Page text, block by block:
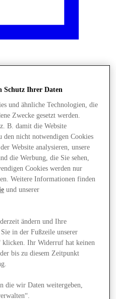
Schutz Ihrer Daten
und ähnliche Technologien, die
Zwecke gesetzt werden.
B. damit die Website
nicht notwendigen Cookies
Website analysieren, unsere
die Werbung, die Sie sehen,
Cookies werden nur
Weitere Informationen finden
und unserer
ändern und Ihre
in der Fußzeile unserer
klicken. Ihr Widerruf hat keinen
bis zu diesem Zeitpunkt
die wir Daten weitergeben,